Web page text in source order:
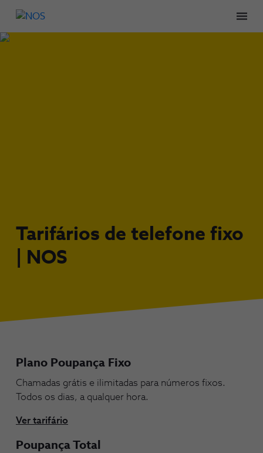
Tarifários de telefone fixo
| NOS
Plano Poupança Fixo
Chamadas grátis e ilimitadas para números fixos.
Todos os dias, a qualquer hora.
Ver tarifário
Poupança Total